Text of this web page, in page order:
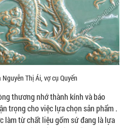
Thị Ái, vợ cụ Quyến
thương nhớ thành kính và báo
trọng cho việc lựa chọn sản phẩm .
làm từ chất liệu gốm sứ đang là lựa